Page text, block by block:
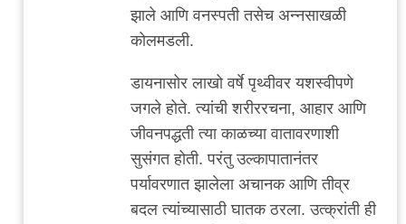
झाले आणि वनस्पती तसेच अन्नसाखळी
कोलमडली.
डायनासोर लाखो वर्षे पृथ्वीवर यशस्वीपणे
जगले होते. त्यांची शरीररचना, आहार आणि
जीवनपद्धती त्या काळच्या वातावरणाशी
सुसंगत होती. परंतु उल्कापातानंतर
पर्यावरणात झालेला अचानक आणि तीव्र
बदल त्यांच्यासाठी घातक ठरला. उत्क्रांती ही